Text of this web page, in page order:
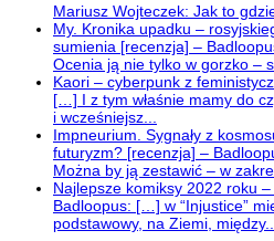
Mariusz Wojteczek: Jak to
My. Kronika upadku –
sumienia [recenzja] –
Ocenia ją nie tylko w gorzko –
Kaori – cyberpunk z
[…] I z tym właśnie mamy do
i wcześniejsz...
Impneurium. Sygnały z
futuryzm? [recenzja] –
Można by ją zestawić – w
Najlepsze komiksy 2022 roku
Badloopus: […] w “Injustice”
podstawowy, na Ziemi, między...